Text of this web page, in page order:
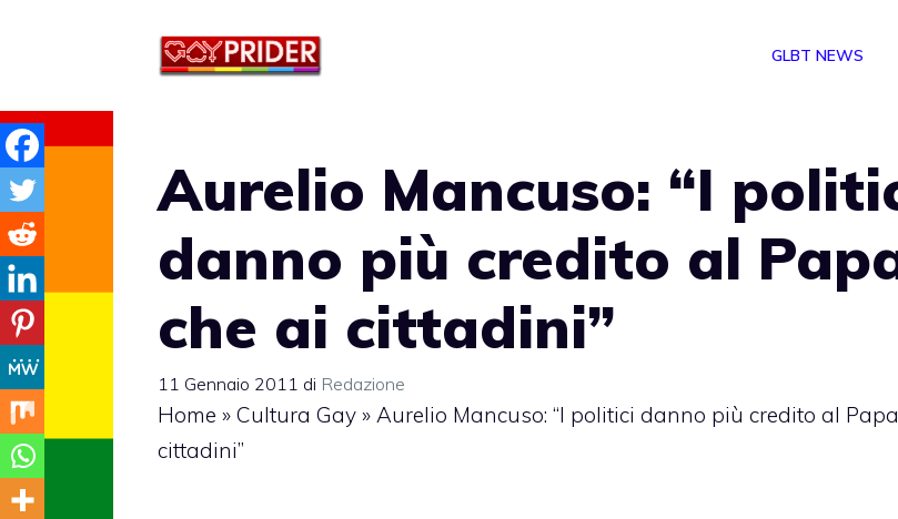
GLBT NEWS
Aurelio Mancuso: “I
danno più credito al
che ai cittadini”
11 Gennaio 2011 di Redazione
Home » Cultura Gay » Aurelio Mancuso: “I politici danno più credito al
cittadini”